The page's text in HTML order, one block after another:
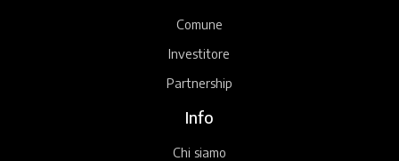
Comune
Investitore
Partnership
Info
Chi siamo